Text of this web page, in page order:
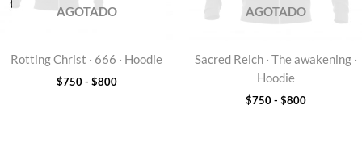
AGOTADO
Rotting Christ · 666 · Hoodie
$750 - $800
AGOTADO
Sacred Reich · The awakening ·
Hoodie
$750 - $800